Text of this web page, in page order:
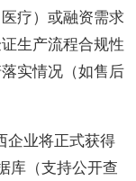
疗）或融资需求
生产流程合规性
实情况（如售后
企业将正式获得
库（支持公开查